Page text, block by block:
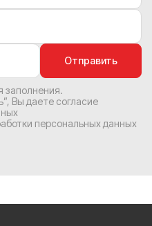
Отправить
заполнения.
Вы даете согласие
персональных данных